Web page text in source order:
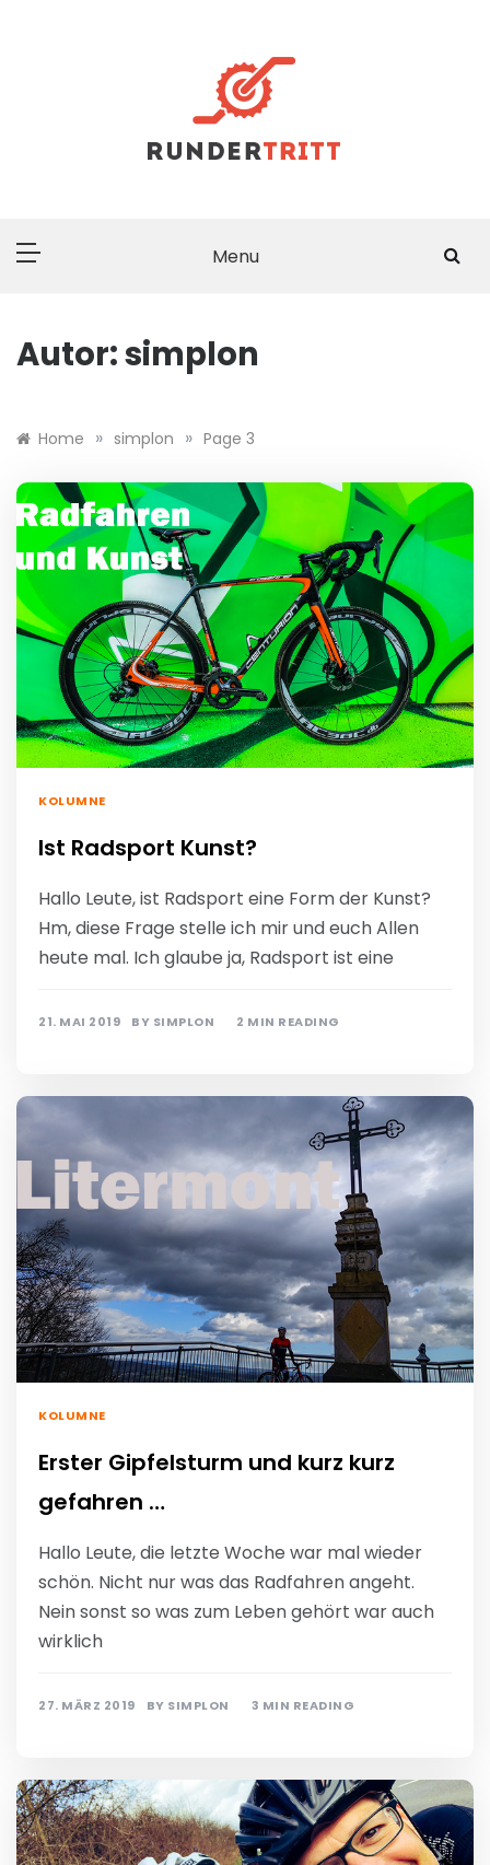
Menu
Autor:simplon
Home » simplon » Page 3
KOLUMNE
Ist Radsport Kunst?
Hallo Leute, ist Radsport eine Form der Kunst?
Hm, diese Frage stelle ich mir und euch Allen
heute mal. Ich glaube ja, Radsport ist eine
21. MAI 2019 BY SIMPLON 2 MIN READING
KOLUMNE
Erster Gipfelsturm und kurz kurz
gefahren …
Hallo Leute, die letzte Woche war mal wieder
schön. Nicht nur was das Radfahren angeht.
Nein sonst so was zum Leben gehört war auch
wirklich
27. MÄRZ 2019 BY SIMPLON 3 MIN READING